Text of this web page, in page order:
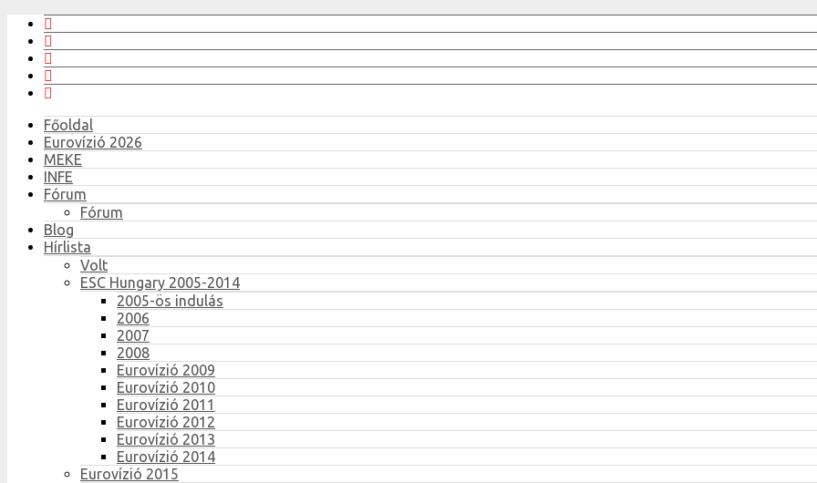
Főoldal
Eurovízió 2026
MEKE
INFE
Fórum
Fórum
Blog
Hírlista
Volt
ESC Hungary 2005-2014
2005-ös indulás
2006
2007
2008
Eurovízió 2009
Eurovízió 2010
Eurovízió 2011
Eurovízió 2012
Eurovízió 2013
Eurovízió 2014
Eurovízió 2015